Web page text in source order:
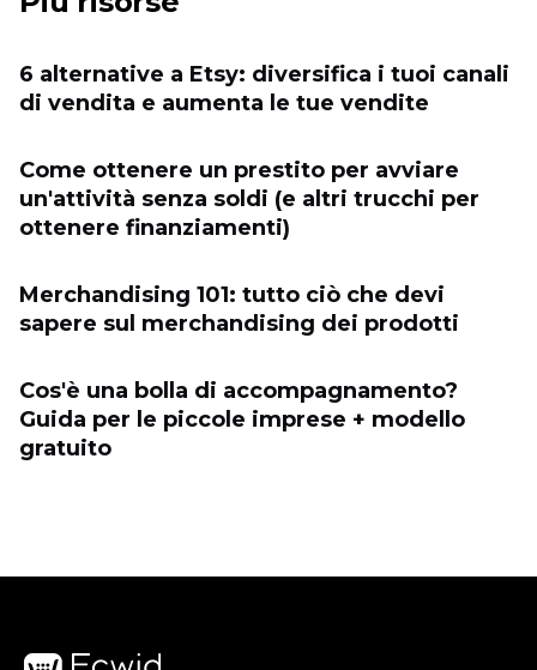
6 alternative a Etsy: diversifica i tuoi canali
di vendita e aumenta le tue vendite
Come ottenere un prestito per avviare
un'attività senza soldi (e altri trucchi per
ottenere finanziamenti)
Merchandising 101: tutto ciò che devi
sapere sul merchandising dei prodotti
Cos'è una bolla di accompagnamento?
Guida per le piccole imprese + modello
gratuito